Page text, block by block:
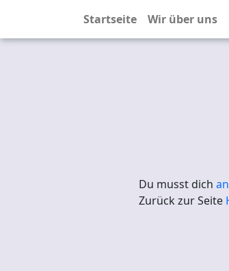
Startseite Wir über uns
Du musst dich
Zurück zur Seite